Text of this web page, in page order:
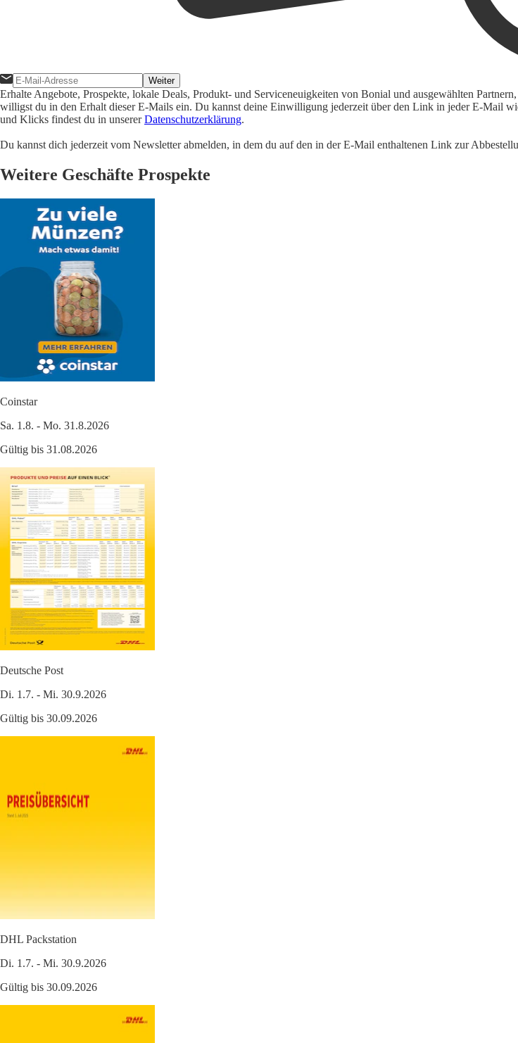
Weiter
Erhalte Angebote, Prospekte, lokale Deals, Produkt- und Serviceneuigkeiten von Bonial und ausgewählten
willigst du in den Erhalt dieser E-Mails ein. Du kannst deine Einwilligung jederzeit über den Link in jeder E-Mail
und Klicks findest du in unsererDatenschutzerklärung.
Du kannst dich jederzeit vom Newsletter abmelden, in dem du auf den in der E-Mail enthaltenen Link zur
Weitere Geschäfte Prospekte
Coinstar
Sa. 1.8. - Mo. 31.8.2026
Gültig bis 31.08.2026
Deutsche Post
Di. 1.7. - Mi. 30.9.2026
Gültig bis 30.09.2026
DHL Packstation
Di. 1.7. - Mi. 30.9.2026
Gültig bis 30.09.2026